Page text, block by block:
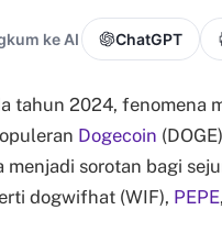
ke AI ChatGPT
tahun 2024, fenomena
Dogecoin
menjadi sorotan bagi
dogwifhat (WIF), PEPE